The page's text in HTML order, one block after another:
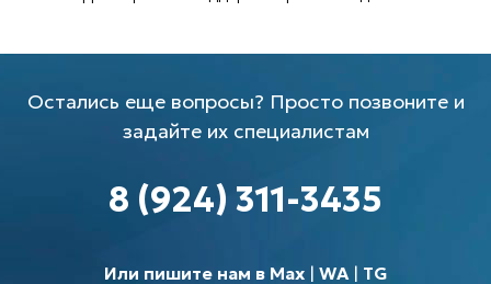
Остались еще вопросы? Просто позвоните и
задайте их специалистам
8 (924) 311-3435
Или пишите нам в Max| WA| TG